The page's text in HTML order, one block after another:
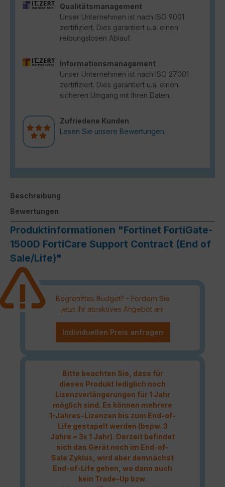
Qualitätsmanagement
Unser Unternehmen ist nach ISO 9001
zertifiziert. Dies garantiert u.a. einen
reibungslosen Ablauf.
Informationsmanagement
Unser Unternehmen ist nach ISO 27001
zertifiziert. Dies garantiert u.a. einen
sicheren Umgang mit Ihren Daten.
Zufriedene Kunden
Lesen Sie unsere Bewertungen.
Beschreibung
Bewertungen
Produktinformationen "Fortinet FortiGate-
1500D FortiCare Support Contract (End of
Sale/Life)"
Begrenztes Budget? - Fordern Sie
jetzt Ihr attraktives Angebot an!
Individuellen Preis anfragen
Bitte beachten Sie, dass für
dieses Produkt lediglich noch
Lizenzverlängerungen für 1 Jahr
möglich sind. Es können mehrere
1-Jahres-Lizenzen bis zum End-of-
Life gestapelt werden (bspw. 3
Jahre = 3x 1 Jahr). Derzeit befindet
sich das Gerät noch im End-of-
Sale Zyklus, wird aber demnächst
End-of-Life gehen, wo dann auch
kein Trade-Up bzw.